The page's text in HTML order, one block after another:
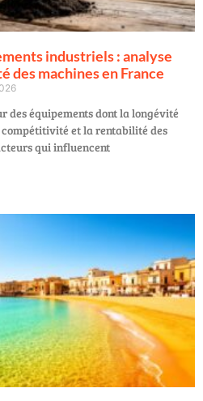
industriels : analyse
des machines en France
des équipements dont la longévité
et la rentabilité des
qui influencent